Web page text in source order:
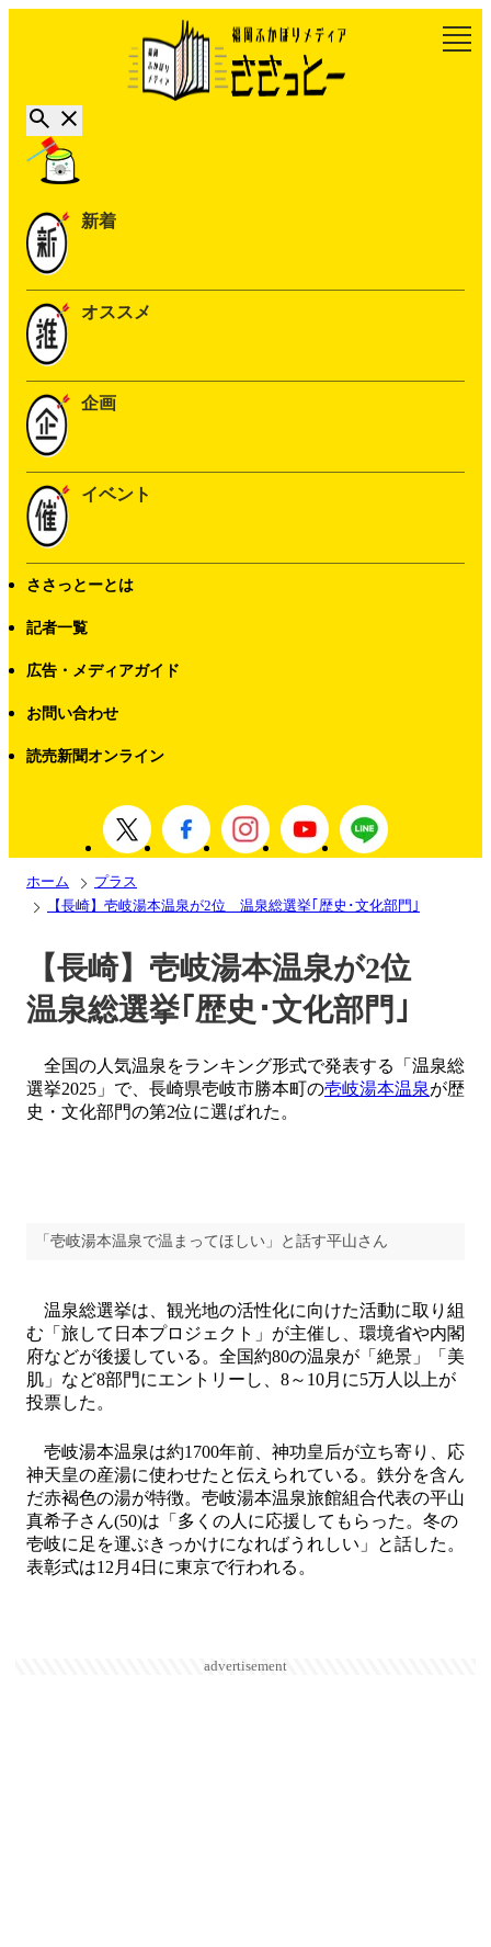
新着
オススメ
企画
イベント
ささっとーとは
記者一覧
広告・メディアガイド
お問い合わせ
読売新聞オンライン
ホーム
プラス
【長崎】壱岐湯本温泉が2位 温泉総選挙｢歴史･文化部門｣
【長崎】壱岐湯本温泉が2位
温泉総選挙｢歴史･文化部門｣
全国の人気温泉をランキング形式で発表する「温泉総
選挙2025」で、長崎県壱岐市勝本町の壱岐湯本温泉が歴
史・文化部門の第2位に選ばれた。
「壱岐湯本温泉で温まってほしい」と話す平山さん
温泉総選挙は、観光地の活性化に向けた活動に取り組
む「旅して日本プロジェクト」が主催し、環境省や内閣
府などが後援している。全国約80の温泉が「絶景」「美
肌」など8部門にエントリーし、8～10月に5万人以上が
投票した。
壱岐湯本温泉は約1700年前、神功皇后が立ち寄り、応
神天皇の産湯に使わせたと伝えられている。鉄分を含ん
だ赤褐色の湯が特徴。壱岐湯本温泉旅館組合代表の平山
真希子さん(50)は「多くの人に応援してもらった。冬の
壱岐に足を運ぶきっかけになればうれしい」と話した。
表彰式は12月4日に東京で行われる。
advertisement